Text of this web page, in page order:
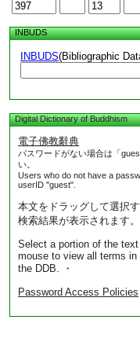
INBUDS
INBUDS(Bibliographic
Digital Dictionary of Buddhism
電子佛教辭典
パスワードがない場合は「
い。
Users who do not have a
userID "guest".
本文をドラッグして選択
検索結果が表示されます。
Select a portion of the
mouse to view all terms
the DDB. ・
Password Access Policies